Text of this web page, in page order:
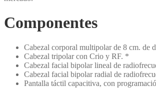
Componentes
Cabezal corporal multipolar de 8 cm. de
Cabezal tripolar con Crio y RF. *
Cabezal facial bipolar lineal de
Cabezal facial bipolar radial de
Pantalla táctil capacitiva, con